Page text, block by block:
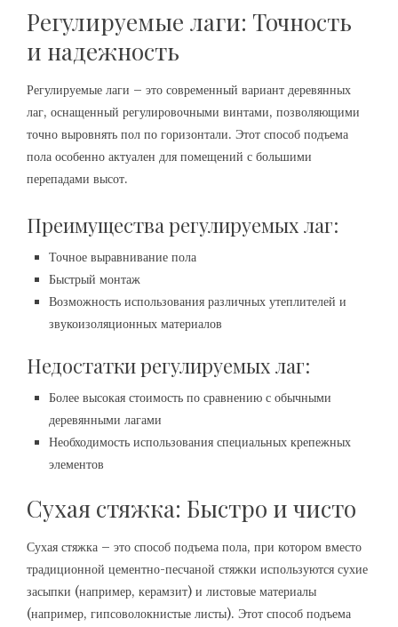
Регулируемые лаги: Точность
и надежность
Регулируемые лаги – это современный вариант деревянных
лаг, оснащенный регулировочными винтами, позволяющими
точно выровнять пол по горизонтали. Этот способ подъема
пола особенно актуален для помещений с большими
перепадами высот.
Преимущества регулируемых лаг:
Точное выравнивание пола
Быстрый монтаж
Возможность использования различных утеплителей и
звукоизоляционных материалов
Недостатки регулируемых лаг:
Более высокая стоимость по сравнению с обычными
деревянными лагами
Необходимость использования специальных крепежных
элементов
Сухая стяжка: Быстро и чисто
Сухая стяжка – это способ подъема пола, при котором вместо
традиционной цементно-песчаной стяжки используются сухие
засыпки (например, керамзит) и листовые материалы
(например, гипсоволокнистые листы). Этот способ подъема